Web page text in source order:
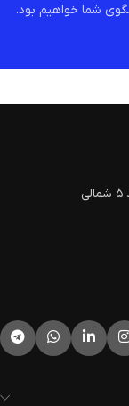
شما خواهیم بود.